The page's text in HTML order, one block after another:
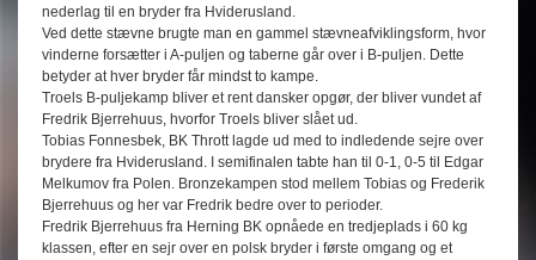
nederlag til en bryder fra Hviderusland.
Ved dette stævne brugte man en gammel stævneafviklingsform, hvor
vinderne forsætter i A-puljen og taberne går over i B-puljen. Dette
betyder at hver bryder får mindst to kampe.
Troels B-puljekamp bliver et rent dansker opgør, der bliver vundet af
Fredrik Bjerrehuus, hvorfor Troels bliver slået ud.
Tobias Fonnesbek, BK Thrott lagde ud med to indledende sejre over
brydere fra Hviderusland. I semifinalen tabte han til 0-1, 0-5 til Edgar
Melkumov fra Polen. Bronzekampen stod mellem Tobias og Frederik
Bjerrehuus og her var Fredrik bedre over to perioder.
Fredrik Bjerrehuus fra Herning BK opnåede en tredjeplads i 60 kg
klassen, efter en sejr over en polsk bryder i første omgang og et